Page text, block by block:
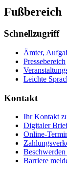
Fußbereich
Schnellzugriff
Ämter,
Pressebereich
Leichte
Kontakt
Ihr Kontakt
Digitaler
Online-
Beschwerden
Barriere